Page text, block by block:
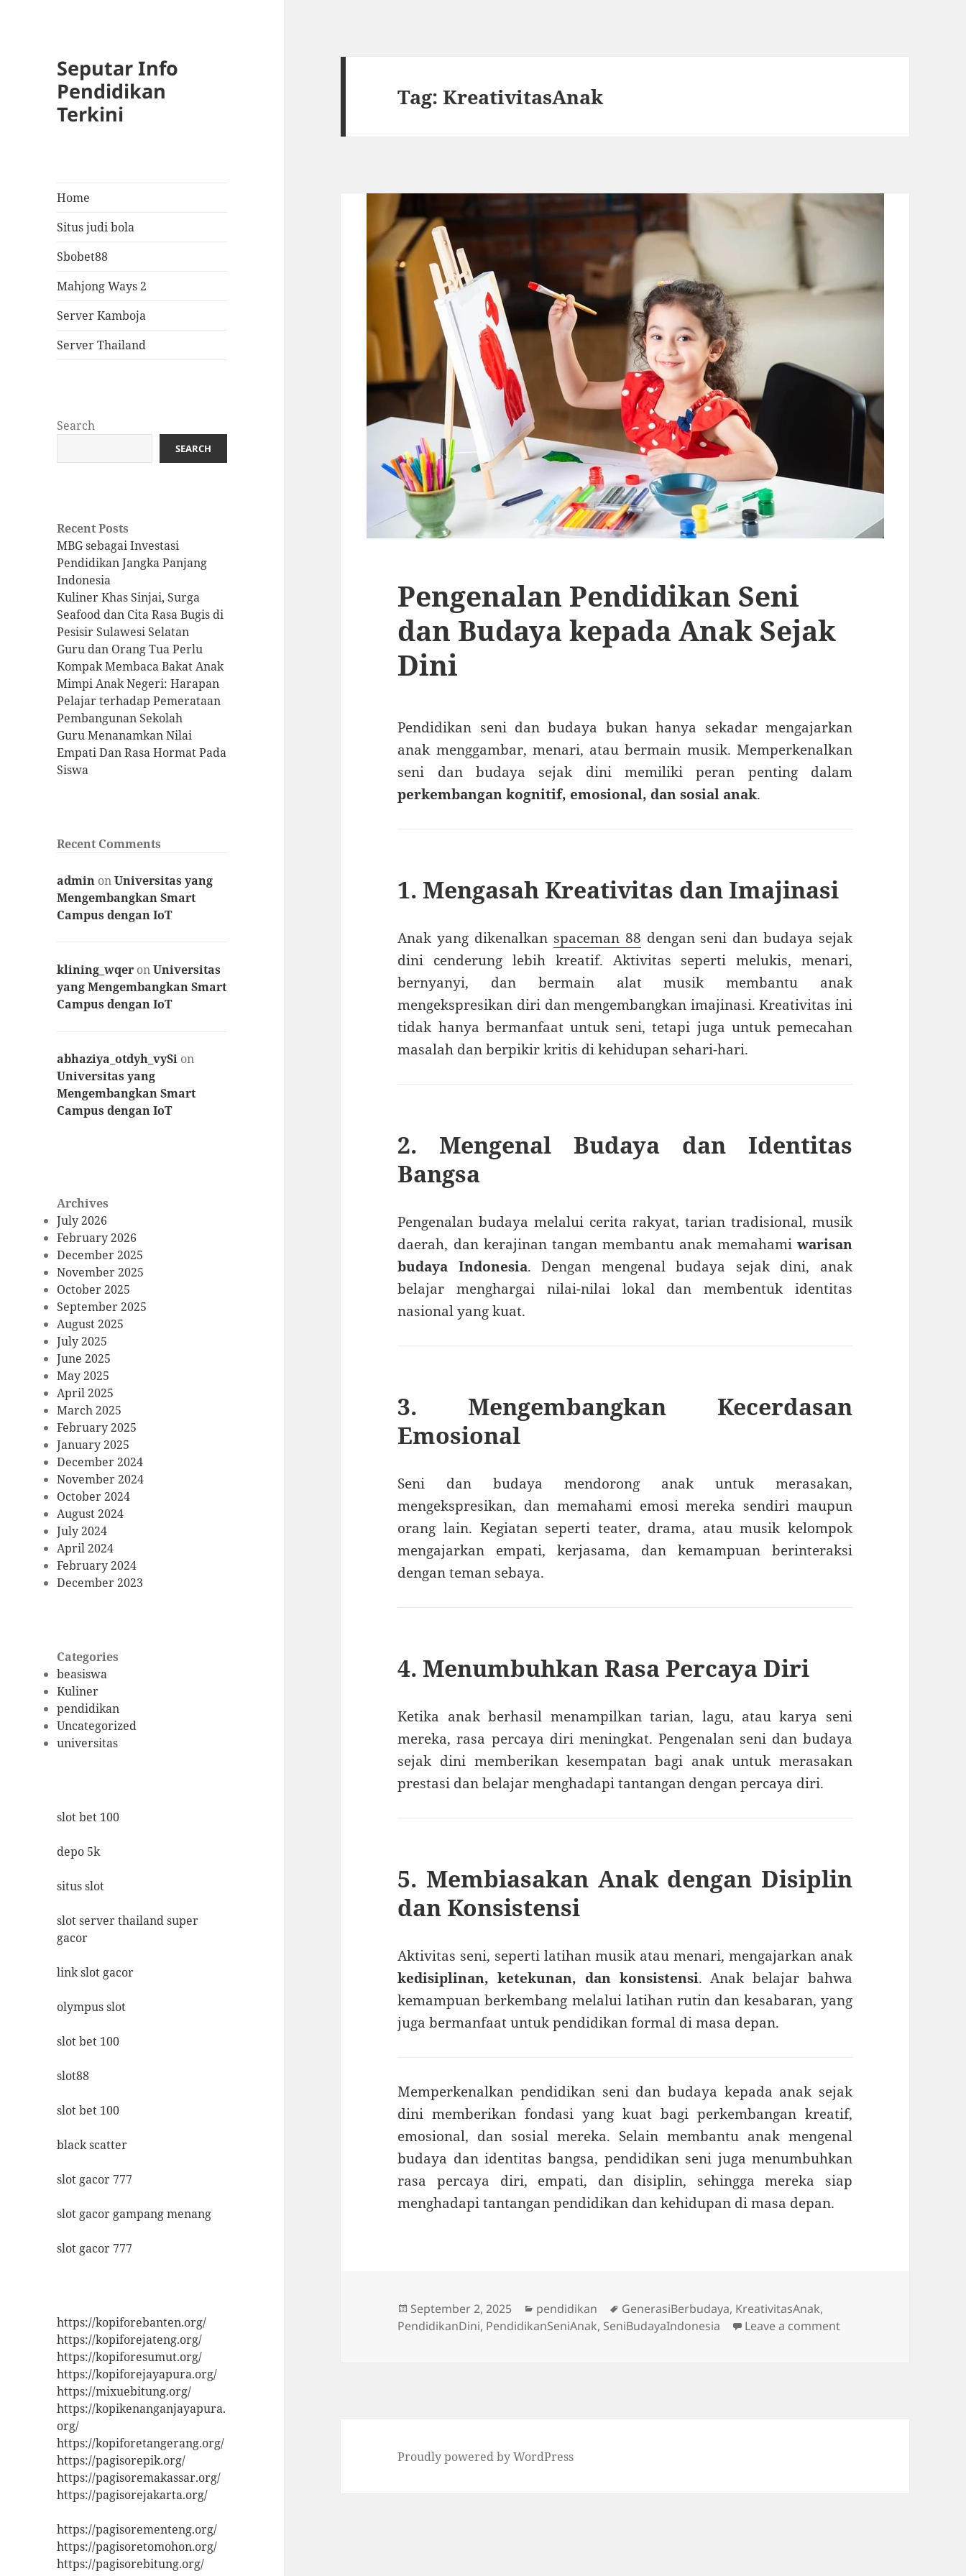
Seputar Info
Pendidikan
Terkini
Home
Situs judi bola
Sbobet88
Mahjong Ways 2
Server Kamboja
Server Thailand
Search
SEARCH
Recent Posts
MBG sebagai Investasi
Pendidikan Jangka Panjang
Indonesia
Kuliner Khas Sinjai, Surga
Seafood dan Cita Rasa Bugis di
Pesisir Sulawesi Selatan
Guru dan Orang Tua Perlu
Kompak Membaca Bakat Anak
Mimpi Anak Negeri: Harapan
Pelajar terhadap Pemerataan
Pembangunan Sekolah
Guru Menanamkan Nilai
Empati Dan Rasa Hormat Pada
Siswa
Recent Comments
admin onUniversitas yang
Mengembangkan Smart
Campus dengan IoT
klining_wqer onUniversitas
yang Mengembangkan Smart
Campus dengan IoT
abhaziya_otdyh_vySi on
Universitas yang
Mengembangkan Smart
Campus dengan IoT
Archives
July 2026
February 2026
December 2025
November 2025
October 2025
September 2025
August 2025
July 2025
June 2025
May 2025
April 2025
March 2025
February 2025
January 2025
December 2024
November 2024
October 2024
August 2024
July 2024
April 2024
February 2024
December 2023
Categories
beasiswa
Kuliner
pendidikan
Uncategorized
universitas
slot bet 100
depo 5k
situs slot
slot server thailand super
gacor
link slot gacor
olympus slot
slot bet 100
slot88
slot bet 100
black scatter
slot gacor 777
slot gacor gampang menang
slot gacor 777
https://kopiforebanten.org/
https://kopiforejateng.org/
https://kopiforesumut.org/
https://kopiforejayapura.org/
https://mixuebitung.org/
https://kopikenanganjayapura.
org/
https://kopiforetangerang.org/
https://pagisorepik.org/
https://pagisoremakassar.org/
https://pagisorejakarta.org/
https://pagisorementeng.org/
https://pagisoretomohon.org/
https://pagisorebitung.org/
Tag:KreativitasAnak
Pengenalan Pendidikan Seni
dan Budaya kepada Anak Sejak
Dini
Pendidikan seni dan budaya bukan hanya sekadar mengajarkan
anak menggambar, menari, atau bermain musik. Memperkenalkan
seni dan budaya sejak dini memiliki peran penting dalam
perkembangan kognitif, emosional, dan sosial anak.
1. Mengasah Kreativitas dan Imajinasi
Anak yang dikenalkan spaceman 88 dengan seni dan budaya sejak
dini cenderung lebih kreatif. Aktivitas seperti melukis, menari,
bernyanyi, dan bermain alat musik membantu anak
mengekspresikan diri dan mengembangkan imajinasi. Kreativitas ini
tidak hanya bermanfaat untuk seni, tetapi juga untuk pemecahan
masalah dan berpikir kritis di kehidupan sehari-hari.
2. Mengenal Budaya dan Identitas
Bangsa
Pengenalan budaya melalui cerita rakyat, tarian tradisional, musik
daerah, dan kerajinan tangan membantu anak memahami warisan
budaya Indonesia. Dengan mengenal budaya sejak dini, anak
belajar menghargai nilai-nilai lokal dan membentuk identitas
nasional yang kuat.
3. Mengembangkan Kecerdasan
Emosional
Seni dan budaya mendorong anak untuk merasakan,
mengekspresikan, dan memahami emosi mereka sendiri maupun
orang lain. Kegiatan seperti teater, drama, atau musik kelompok
mengajarkan empati, kerjasama, dan kemampuan berinteraksi
dengan teman sebaya.
4. Menumbuhkan Rasa Percaya Diri
Ketika anak berhasil menampilkan tarian, lagu, atau karya seni
mereka, rasa percaya diri meningkat. Pengenalan seni dan budaya
sejak dini memberikan kesempatan bagi anak untuk merasakan
prestasi dan belajar menghadapi tantangan dengan percaya diri.
5. Membiasakan Anak dengan Disiplin
dan Konsistensi
Aktivitas seni, seperti latihan musik atau menari, mengajarkan anak
kedisiplinan, ketekunan, dan konsistensi. Anak belajar bahwa
kemampuan berkembang melalui latihan rutin dan kesabaran, yang
juga bermanfaat untuk pendidikan formal di masa depan.
Memperkenalkan pendidikan seni dan budaya kepada anak sejak
dini memberikan fondasi yang kuat bagi perkembangan kreatif,
emosional, dan sosial mereka. Selain membantu anak mengenal
budaya dan identitas bangsa, pendidikan seni juga menumbuhkan
rasa percaya diri, empati, dan disiplin, sehingga mereka siap
menghadapi tantangan pendidikan dan kehidupan di masa depan.
Posted
on
September 2, 2025 Categories
pendidikan Tags
GenerasiBerbudaya, KreativitasAnak,
PendidikanDini, PendidikanSeniAnak, SeniBudayaIndonesia Leave a commenton Pengenalan
Proudly powered by WordPress